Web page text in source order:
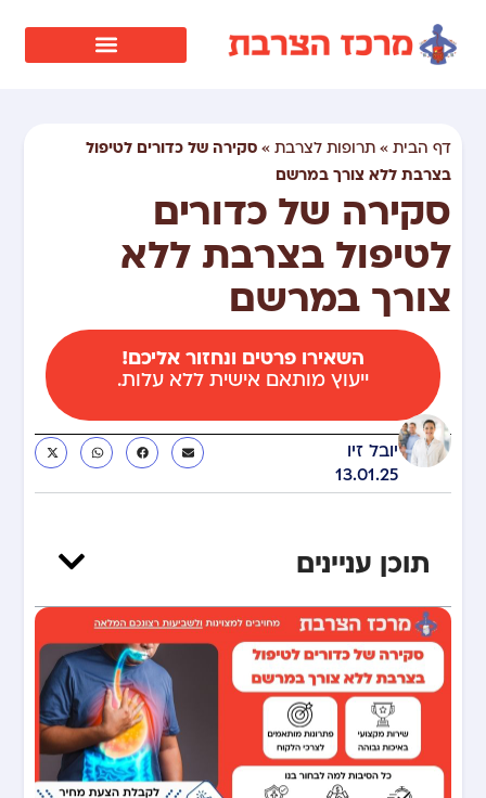
דף הבית »תרופות לצרבת »סקירה של כדורים לטיפול
בצרבת ללא צורך במרשם
סקירה של כדורים
לטיפול בצרבת ללא
צורך במרשם
השאירו פרטים ונחזור אליכם!
ייעוץ מותאם אישית ללא עלות.
יובל זיו
13.01.25
תוכן עניינים